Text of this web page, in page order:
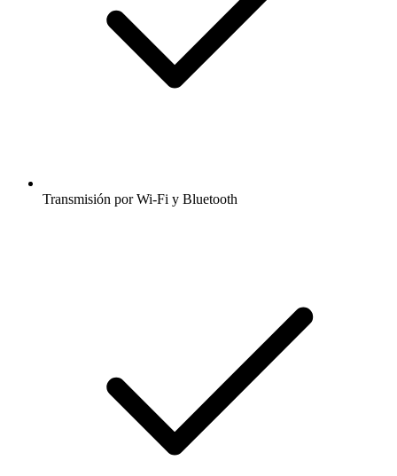
Transmisión por Wi-Fi y Bluetooth